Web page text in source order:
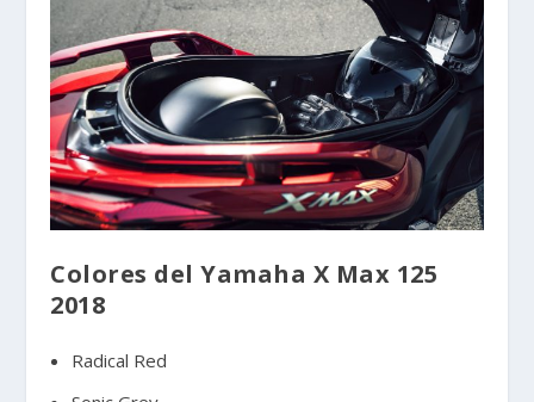
Colores del Yamaha X Max 125
2018
Radical Red